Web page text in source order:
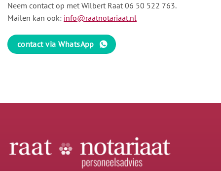
Neem contact op met Wilbert Raat 06 50 522 763.
Mailen kan ook: info@raatnotariaat.nl
contact via WhatsApp